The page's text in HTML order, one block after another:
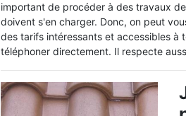
important de procéder à des travaux
doivent s'en charger. Donc, on peut
des tarifs intéressants et accessibles à
téléphoner directement. Il respecte